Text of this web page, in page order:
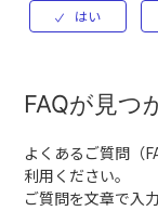
FAQが見つ
よくあるご質問（
利用ください。
ご質問を文章で入